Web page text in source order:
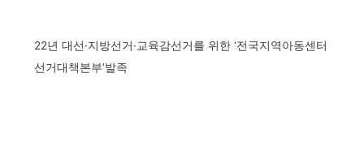
22년 대선·지방선거·교육감선거를 위한 ‘전국지역아동센터
선거대책본부’발족